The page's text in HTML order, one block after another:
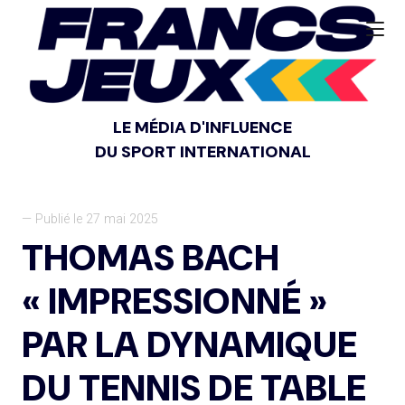
LE MÉDIA D'INFLUENCE
DU SPORT INTERNATIONAL
— Publié le 27 mai 2025
THOMAS BACH
« IMPRESSIONNÉ »
PAR LA DYNAMIQUE
DU TENNIS DE TABLE